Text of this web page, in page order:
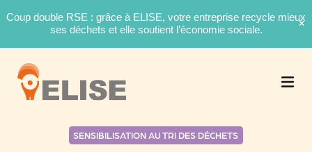
Coup double RSE : grâce à ELISE, votre entreprise recycle mieux
ses déchets et elle soutient l’économie sociale.
SENSIBILISATION AU TRI DES DÉCHETS